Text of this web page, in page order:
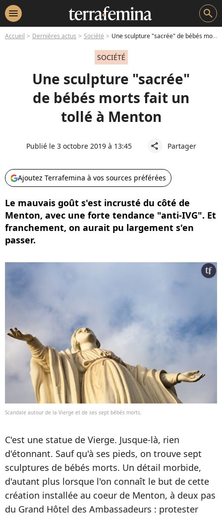
menu search
Accueil Dernières actus Société Une sculpture "sacrée" de bébés morts fait un tollé à Menton
SOCIÉTÉ
Une sculpture "sacrée"
de bébés morts fait un
tollé à Menton
Publié le 3 octobre 2019 à 13:45 share Partager
Ajoutez Terrafemina à vos sources préférées
Le mauvais goût s'est incrusté du côté de
Menton, avec une forte tendance "anti-IVG". Et
franchement, on aurait pu largement s'en
passer.
Scandale autour de la Vierge et de ses sept bébés morts.
C'est une statue de Vierge. Jusque-là, rien
d'étonnant. Sauf qu'à ses pieds, on trouve sept
sculptures de bébés morts. Un détail morbide,
d'autant plus lorsque l'on connaît le but de cette
création installée au coeur de Menton, à deux pas
du Grand Hôtel des Ambassadeurs : protester